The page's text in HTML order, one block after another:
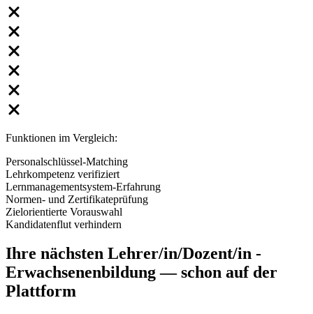
Funktionen im Vergleich:
Personalschlüssel-Matching
Lehrkompetenz verifiziert
Lernmanagementsystem-Erfahrung
Normen- und Zertifikateprüfung
Zielorientierte Vorauswahl
Kandidatenflut verhindern
Ihre nächsten Lehrer/in/Dozent/in -
Erwachsenenbildung— schon auf der
Plattform